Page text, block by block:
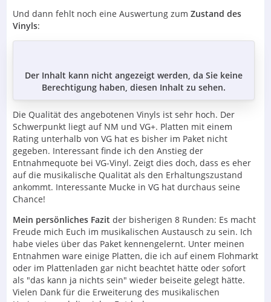
Und dann fehlt noch eine Auswertung zum Zustand des
Vinyls:
Der Inhalt kann nicht angezeigt werden, da Sie keine
Berechtigung haben, diesen Inhalt zu sehen.
Die Qualität des angebotenen Vinyls ist sehr hoch. Der
Schwerpunkt liegt auf NM und VG+. Platten mit einem
Rating unterhalb von VG hat es bisher im Paket nicht
gegeben. Interessant finde ich den Anstieg der
Entnahmequote bei VG-Vinyl. Zeigt dies doch, dass es eher
auf die musikalische Qualität als den Erhaltungszustand
ankommt. Interessante Mucke in VG hat durchaus seine
Chance!
Mein persönliches Fazit der bisherigen 8 Runden: Es macht
Freude mich Euch im musikalischen Austausch zu sein. Ich
habe vieles über das Paket kennengelernt. Unter meinen
Entnahmen ware einige Platten, die ich auf einem Flohmarkt
oder im Plattenladen gar nicht beachtet hätte oder sofort
als "das kann ja nichts sein" wieder beiseite gelegt hätte.
Vielen Dank für die Erweiterung des musikalischen